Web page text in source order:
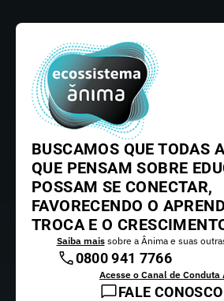
BUSCAMOS QUE TODAS
QUE PENSAM SOBRE
POSSAM SE CONECTAR,
FAVORECENDO O
TROCA E O
Saiba maissobre a Ânima e suas
0800 941 7766
Acesse o Canal de Conduta
FALE CONOSCO